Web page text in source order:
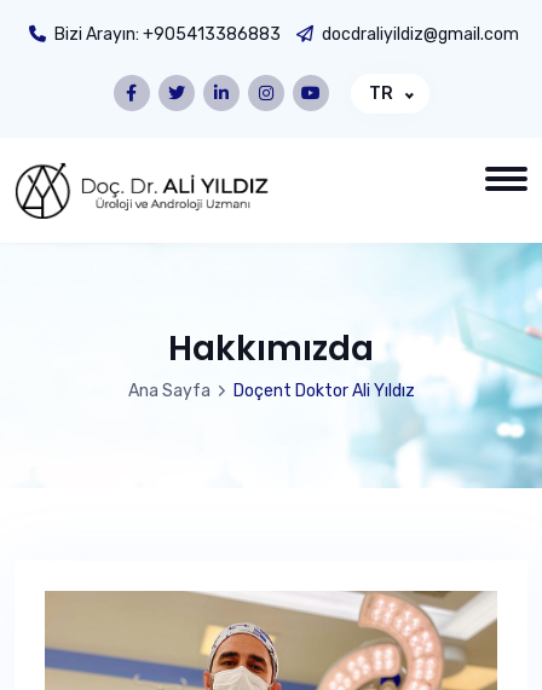
Bizi Arayın: +905413386883 docdraliyildiz@gmail.com
TR
Hakkımızda
Ana Sayfa Doçent Doktor Ali Yıldız